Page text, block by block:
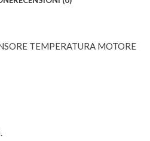
TEMPERATURA MOTORE